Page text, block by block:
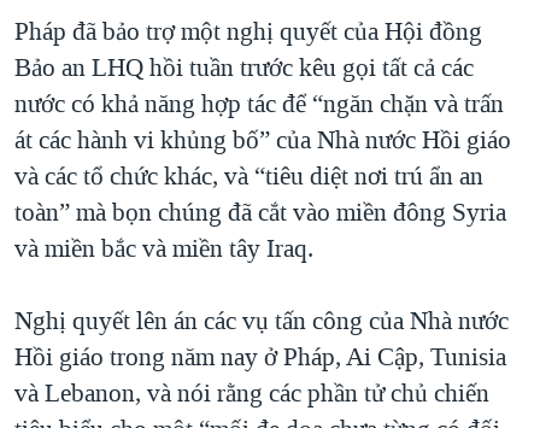
Pháp đã bảo trợ một nghị quyết của Hội đồng
Bảo an LHQ hồi tuần trước kêu gọi tất cả các
nước có khả năng hợp tác để “ngăn chặn và trấn
át các hành vi khủng bố” của Nhà nước Hồi giáo
và các tổ chức khác, và “tiêu diệt nơi trú ẩn an
toàn” mà bọn chúng đã cắt vào miền đông Syria
và miền bắc và miền tây Iraq.
Nghị quyết lên án các vụ tấn công của Nhà nước
Hồi giáo trong năm nay ở Pháp, Ai Cập, Tunisia
và Lebanon, và nói rằng các phần tử chủ chiến